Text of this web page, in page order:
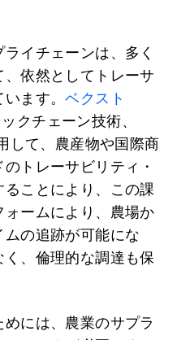
イチェーンは、多く
依然としてトレーサ
います。ベクスト
クチェーン技術、
して、農産物や国際商
トレーサビリティ・
ことにより、この課
ームにより、農場か
の追跡が可能にな
、倫理的な調達も保
には、農業のサプラ